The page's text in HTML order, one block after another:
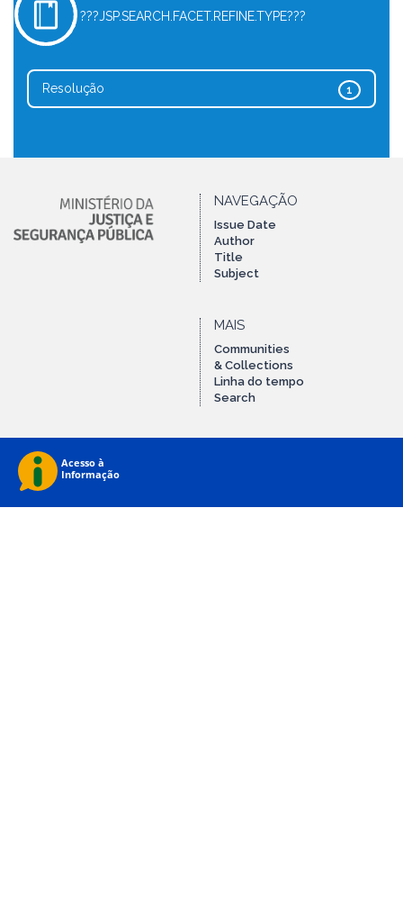
???JSP.SEARCH.FACET.REFINE.TYPE???
1
Resolução
NAVEGAÇÃO
Issue Date
Author
Title
Subject
MAIS
Communities
& Collections
Linha do tempo
Search